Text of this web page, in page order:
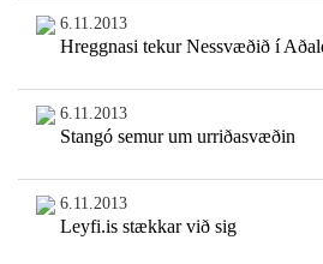
6.11.2013
Hreggnasi tekur Nessvæðið í
6.11.2013
Stangó semur um urriðasvæðin
6.11.2013
Leyfi.is stækkar við sig